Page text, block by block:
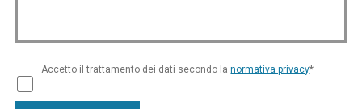
Accetto il trattamento dei dati secondo lanormativa privacy*